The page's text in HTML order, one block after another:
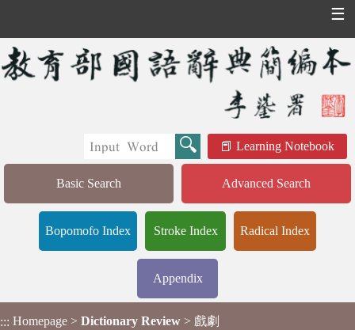
☰
Learning Notebook
Basic Search Advanced Search
Bopomofo Index Stroke Index Radical Index
Appendix
::: Homepage > Dictionary Review > 戲劇